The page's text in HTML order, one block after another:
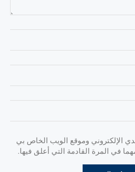
الإلكتروني وموقع الويب الخاص بي
في المرة القادمة التي أعلق فيها.